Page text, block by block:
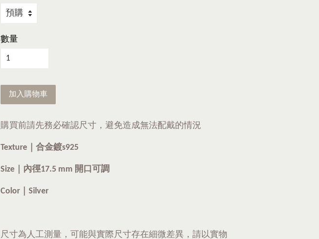
數量
加入購物車
購買前請先務必確認尺寸，避免造成無法配戴的情況
Texture｜合金鍍s925
Size｜內徑17.5 mm 開口可調
Color｜Silver
尺寸為人工測量，可能與實際尺寸存在細微差異，請以實物